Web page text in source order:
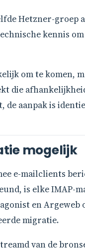
Hetzner-groep
kennis
om te komen,
die
aanpak is
mogelijk
e-mailclients
is elke IMAP-
en Argeweb
migratie.
van de